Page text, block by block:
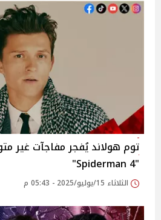
توم هولاند يُفجر مفاجآت غير
"Spiderman 4"
الثلاثاء 15/يوليو/2025 - 05:43 م